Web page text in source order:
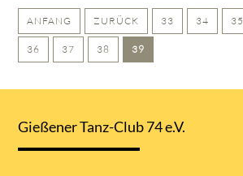
ANFANG ZURÜCK 33 34 35
36 37 38 39
Gießener Tanz-Club 74 e.V.